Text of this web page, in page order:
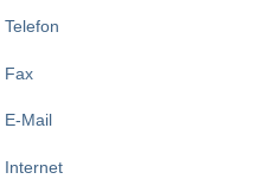
Telefon
Fax
E-Mail
Internet